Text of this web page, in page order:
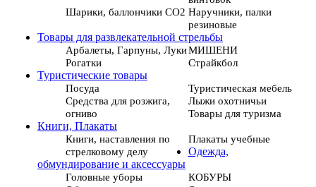
Шарики, баллончики СО2 Наручники, палки
резиновые
Товары для развлекательной стрельбы
Арбалеты, Гарпуны, ЛукиМИШЕНИ
Рогатки
Страйкбол
Туристические товары
Посуда
Туристическая мебель
Средства для розжига,
огниво
Лыжи охотничьи
Товары для туризма
Книги, Плакаты
Книги, наставления по
стрелковому делу
Плакаты учебные
Одежда,
обмундирование и аксессуары
Головные уборы
КОБУРЫ